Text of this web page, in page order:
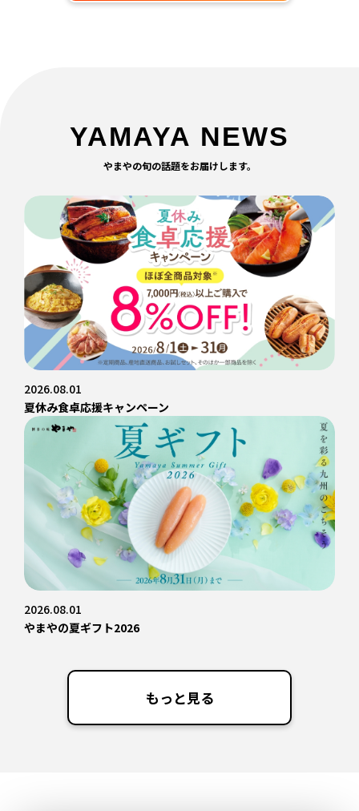
YAMAYA NEWS
やまやの旬の話題をお届けします。
2026.08.01
夏休み食卓応援キャンペーン
2026.08.01
やまやの夏ギフト2026
もっと見る